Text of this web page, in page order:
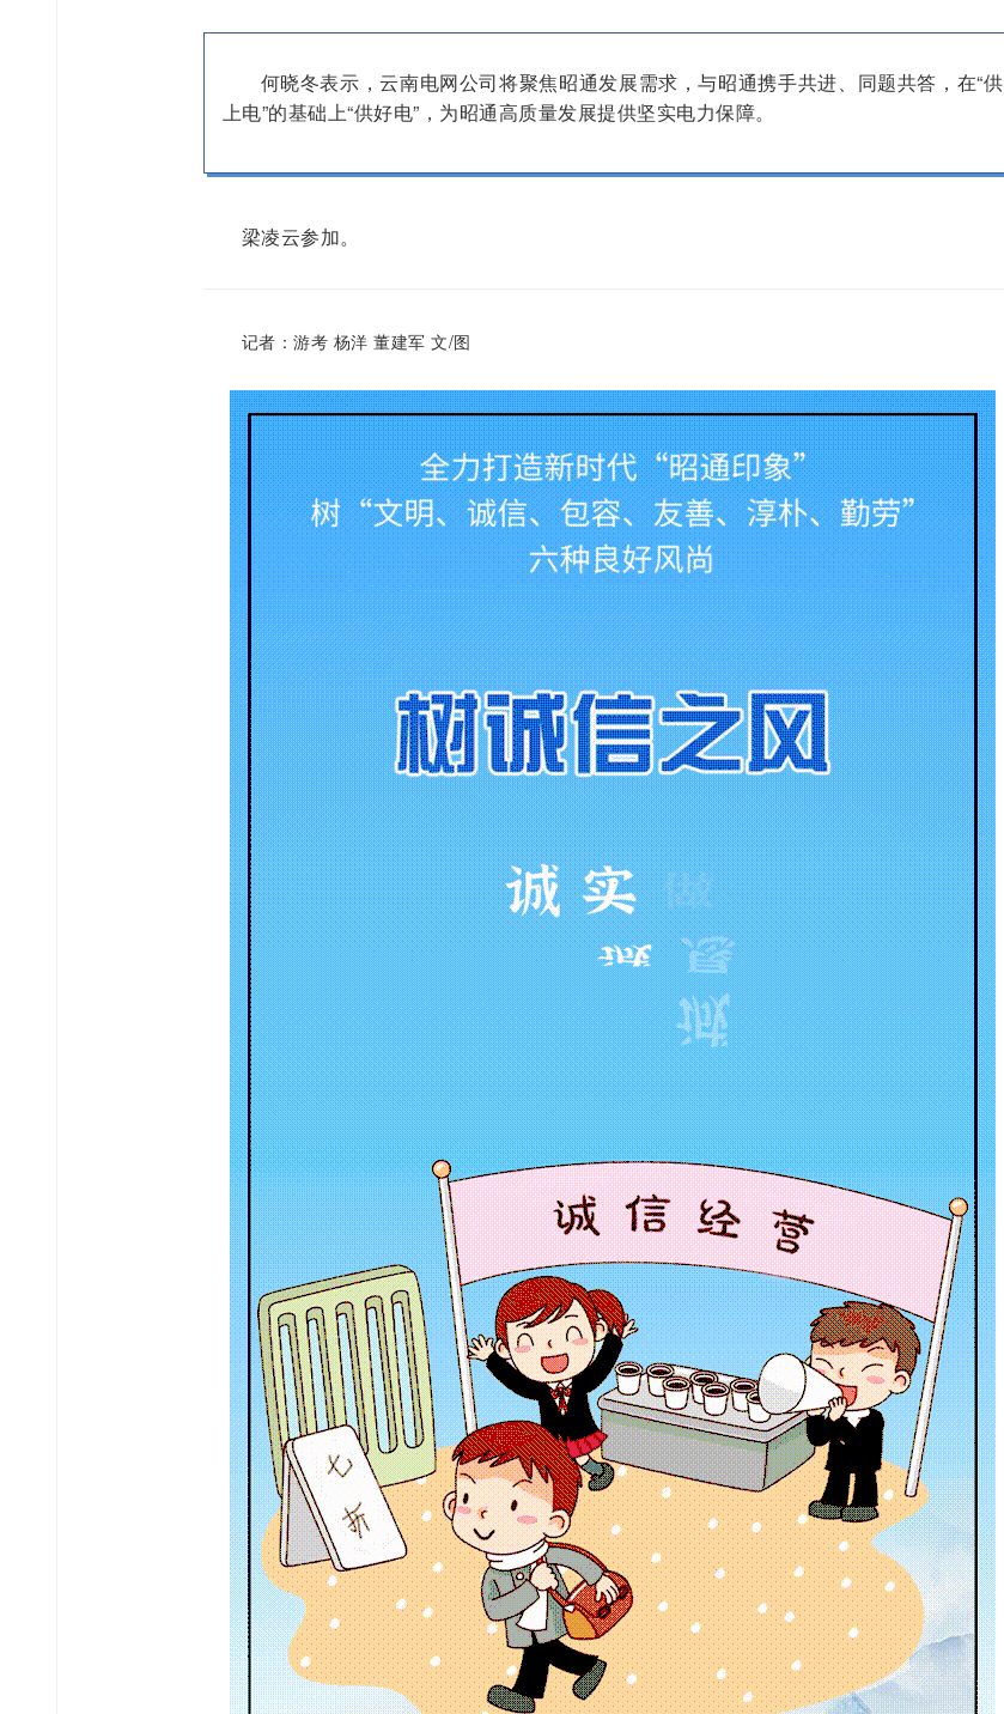
何晓冬表示，云南电网公司将聚焦昭通发展需求，与昭通携手共进、同题共答，在“供
上电”的基础上“供好电”，为昭通高质量发展提供坚实电力保障。
梁凌云参加。
记者：游考 杨洋 董建军 文/图